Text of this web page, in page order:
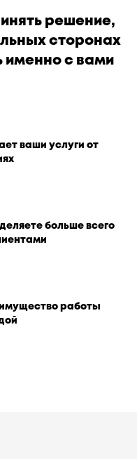
решение,
сторонах
именно с вами
ваши услуги от
больше всего
работы